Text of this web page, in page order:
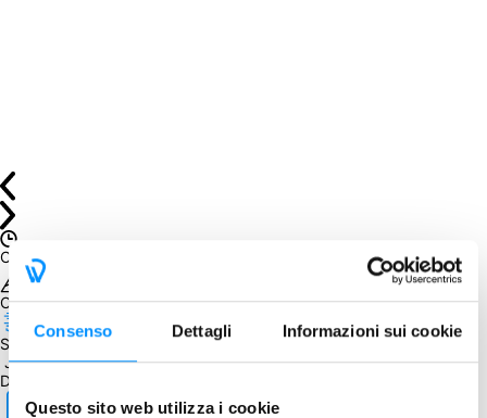
Consenso Dettagli Informazioni sui cookie
Questo sito web utilizza i cookie
Chiuso
Obiettivo non raggiunto. Peccato! Mancavano 8 copie
Spedizione prevista entro il
January 15, 2021
Dettagli